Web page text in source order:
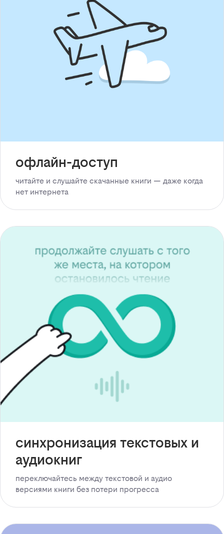
офлайн-доступ
читайте и слушайте скачанные книги — даже когда
нет интернета
синхронизация текстовых и
аудиокниг
переключайтесь между текстовой и аудио
версиями книги без потери прогресса